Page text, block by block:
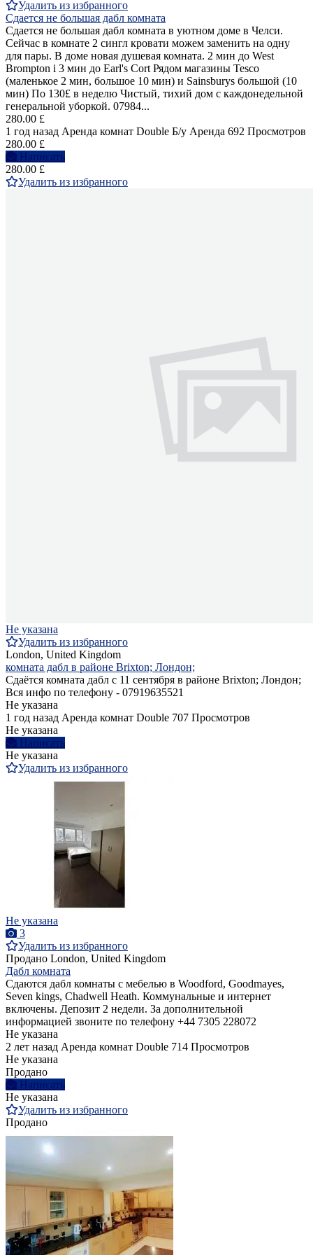
Удалить из избранного
Сдается не большая дабл комната
Сдается не большая дабл комната в уютном доме в Челси.
Сейчас в комнате 2 сингл кровати можем заменить на одну
для пары. В доме новая душевая комната. 2 мин до West
Brompton i 3 мин до Earl's Cort Рядом магазины Tesco
(маленькое 2 мин, большое 10 мин) и Sainsburys большой (10
мин) По 130£ в неделю Чистый, тихий дом с каждонедельной
генеральной уборкой. 07984...
280.00 £
1 год назад Аренда комнат Double Б/у Аренда 692 Просмотров
280.00 £
Написать
280.00 £
Удалить из избранного
Не указана
Удалить из избранного
London, United Kingdom
комната дабл в районе Brixton; Лондон;
Сдаётся комната дабл с 11 сентября в районе Brixton; Лондон;
Вся инфо по телефону - 07919635521
Не указана
1 год назад Аренда комнат Double 707 Просмотров
Не указана
Написать
Не указана
Удалить из избранного
Не указана
3
Удалить из избранного
Продано London, United Kingdom
Дабл комната
Сдаются дабл комнаты с мебелью в Woodford, Goodmayes,
Seven kings, Chadwell Heath. Коммунальные и интернет
включены. Депозит 2 недели. За дополнительной
информацией звоните по телефону +44 7305 228072
Не указана
2 лет назад Аренда комнат Double 714 Просмотров
Не указана
Продано
Написать
Не указана
Удалить из избранного
Продано